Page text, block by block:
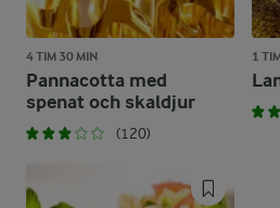
4 TIM 30 MIN
Pannacotta med
spenat och skaldjur
(120)
1